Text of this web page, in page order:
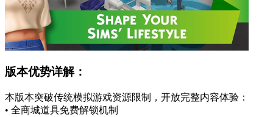
版本优势详解：
本版本突破传统模拟游戏资源限制，开放完整内容体验：
• 全商城道具免费解锁机制